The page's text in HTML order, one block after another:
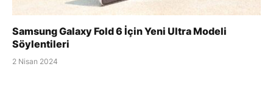
Samsung Galaxy Fold 6 İçin Yeni Ultra Modeli
Söylentileri
2 Nisan 2024